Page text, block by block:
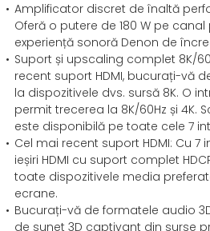
Amplificator discret de înaltă
Oferă o putere de 180 W pe
experiență sonoră Denon de
Suport și upscaling complet 8K/
recent suport HDMI, bucurați-vă
la dispozitivele dvs. sursă 8K. O
permit trecerea la 8K/60Hz și 4K.
este disponibilă pe toate cele 7
Cel mai recent suport HDMI: Cu 7
ieșiri HDMI cu suport complet
toate dispozitivele media
ecrane.
Bucurați-vă de formatele audio
de sunet 3D captivant din surse